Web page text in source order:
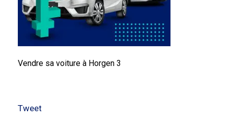
Vendre sa voiture à Horgen 3
Tweet